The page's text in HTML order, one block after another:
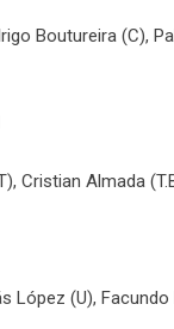
Boutureira (C),
Cristian Almada
López (U),